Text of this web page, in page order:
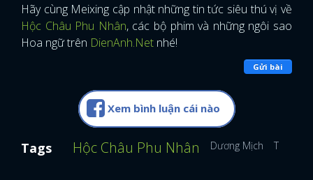
Hãy cùng Meixing cập nhật những tin tức siêu thú vị về
Hộc Châu Phu Nhân, các bộ phim và những ngôi sao
Hoa ngữ trên DienAnh.Net nhé!
Gửi bài
Xem bình luận cái nào
Tags Hộc Châu Phu Nhân Dương Mịch Trần Vỹ